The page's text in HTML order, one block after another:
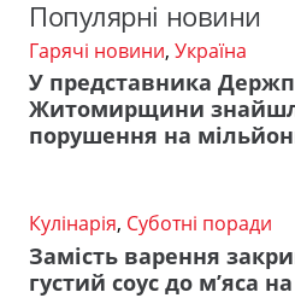
Популярні новини
Гарячі новини, Україна
У представника
Житомирщини
порушення на
Кулінарія, Суботні поради
Замість варення
густий соус до м’яса